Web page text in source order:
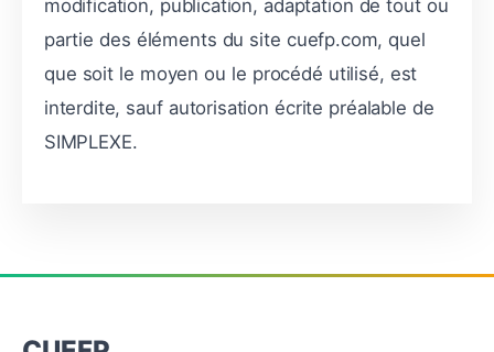
modification, publication, adaptation de tout ou
partie des éléments du site cuefp.com, quel
que soit le moyen ou le procédé utilisé, est
interdite, sauf autorisation écrite préalable de
SIMPLEXE.